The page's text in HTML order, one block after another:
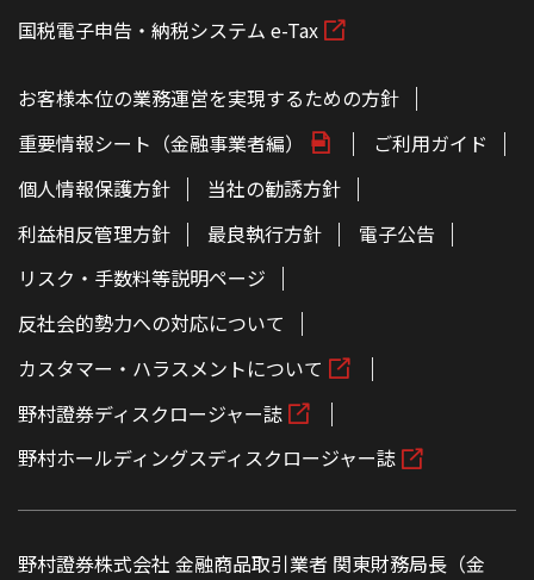
国税電子申告・納税システム e-Tax
お客様本位の業務運営を実現するための方針
重要情報シート（金融事業者編）
ご利用ガイド
個人情報保護方針
当社の勧誘方針
利益相反管理方針
最良執行方針
電子公告
リスク・手数料等説明ページ
反社会的勢力への対応について
カスタマー・ハラスメントについて
野村證券ディスクロージャー誌
野村ホールディングスディスクロージャー誌
野村證券株式会社 金融商品取引業者 関東財務局長（金